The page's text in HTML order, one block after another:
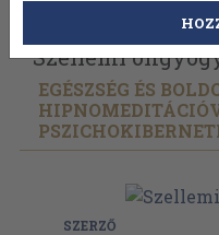
Vissza az előző oldalra
Szellemi
EGÉSZSÉG ÉS
SZERZŐ